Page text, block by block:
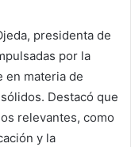
presidenta de
por la
en materia de
Destacó que
relevantes, como
y la